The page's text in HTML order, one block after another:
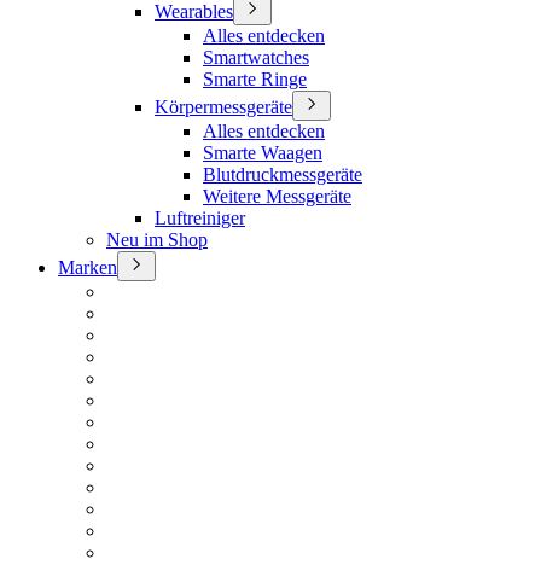
Wearables
Alles entdecken
Smartwatches
Smarte Ringe
Körpermessgeräte
Alles entdecken
Smarte Waagen
Blutdruckmessgeräte
Weitere Messgeräte
Luftreiniger
Neu im Shop
Marken